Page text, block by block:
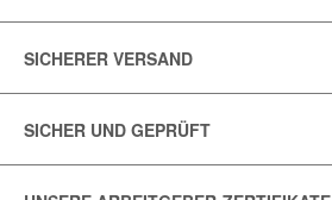
SICHERER VERSAND
SICHER UND GEPRÜFT